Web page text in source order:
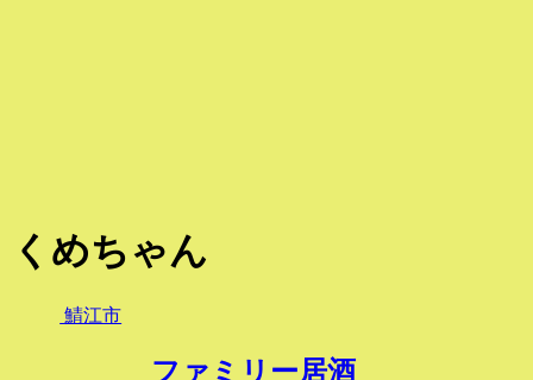
くめちゃん
鯖江市
ファミリー居酒